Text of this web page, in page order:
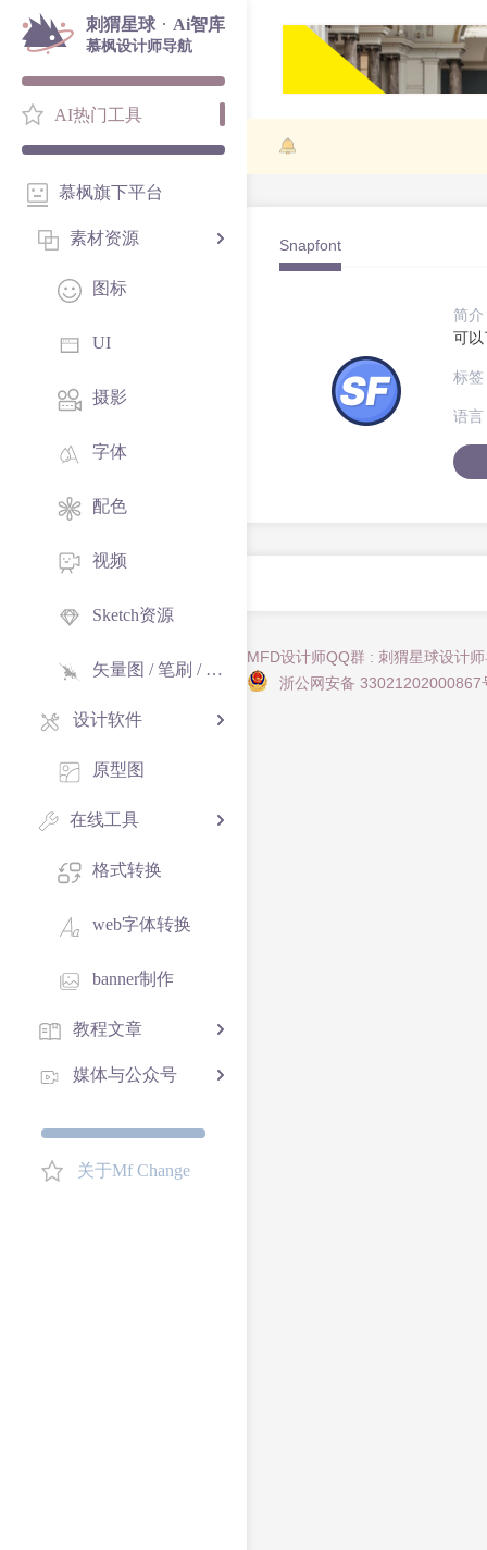
刺猬星球 · Ai智库
慕枫设计师导航
AI热门工具
慕枫旗下平台
素材资源
图标
UI
摄影
字体
配色
视频
Sketch资源
矢量图 / 笔刷 / 纹理
设计软件
原型图
在线工具
格式转换
web字体转换
banner制作
教程文章
媒体与公众号
关于Mf Change
Snapfont
简介
可以
标签
语言
MFD设计师QQ群 : 刺猬星球设计
浙公网安备 33021202000867